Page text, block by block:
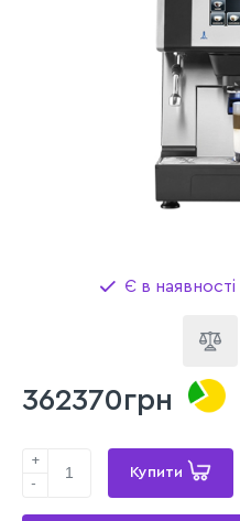
Є в наявності
362370грн
+
-
Купити